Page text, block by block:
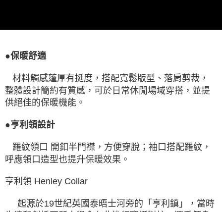
●保暖舒適
材料觸感蓬厚有挺度，搭配寬鬆版型、落肩剪裁，
整體設計簡約有質感，可於日常休閒場域穿搭，並提
供絕佳的保暖機能。
●亨利領設計
羅紋領口 開釦半門襟，方便穿脫；袖口搭配羅紋，
呼應領口造型也提升保暖效果。
亨利領 Henley Collar
起源於19世紀英國泰晤士河旁的「亨利鎮」，當時